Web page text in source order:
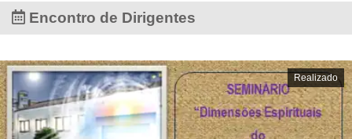
Encontro de Dirigentes
Realizado